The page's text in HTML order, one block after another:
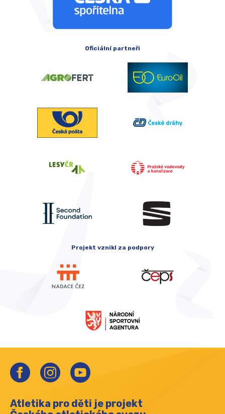
Oficiální partneři
Projekt vznikl za podpory
Atletika pro děti je projekt